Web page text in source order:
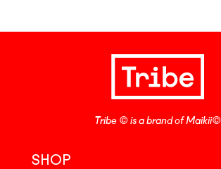
Tribe © is a brand of Maikii©
SHOP